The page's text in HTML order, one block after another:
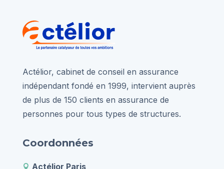
Actélior, cabinet de conseil en assurance
indépendant fondé en 1999, intervient auprès
de plus de 150 clients en assurance de
personnes pour tous types de structures.
Coordonnées
 Actélior Paris